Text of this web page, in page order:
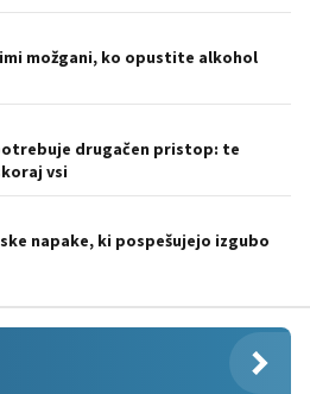
možgani, ko opustite alkohol
drugačen pristop: te
vsi
napake, ki pospešujejo izgubo